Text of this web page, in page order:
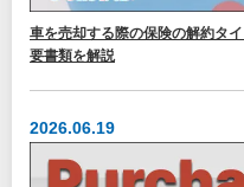
車を売却する際の保険の解約タ
要書類を解説
2026.06.19